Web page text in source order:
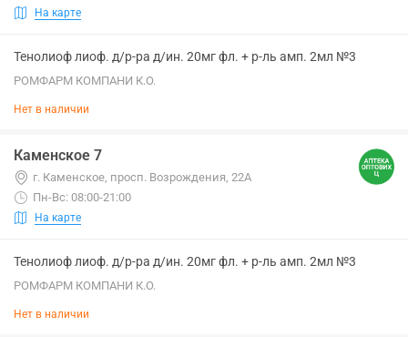
На карте
Тенолиоф лиоф. д/р-ра д/ин. 20мг фл. + р-ль амп. 2мл №3
РОМФАРМ КОМПАНИ К.О.
Нет в наличии
Каменское 7
г. Каменское, просп. Возрождения, 22А
Пн-Вс: 08:00-21:00
На карте
Тенолиоф лиоф. д/р-ра д/ин. 20мг фл. + р-ль амп. 2мл №3
РОМФАРМ КОМПАНИ К.О.
Нет в наличии